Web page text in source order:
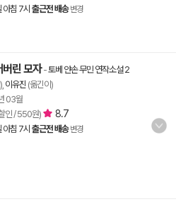
아침 7시 출근전 배송 변경
버린 모자-토베 얀손 무민 연작소설 2
이유진 (옮긴이)
03월
인 / 550원) 8.7
아침 7시 출근전 배송 변경